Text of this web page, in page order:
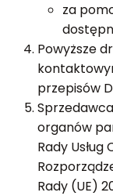
za
Powyższe
przepisów
organów
Rady
Rady (UE)